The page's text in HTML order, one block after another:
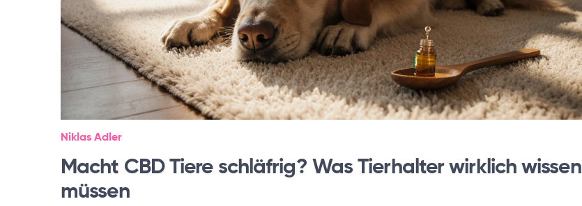
Niklas Adler
Macht CBD Tiere schläfrig? Was Tierhalter wirklich wissen
müssen